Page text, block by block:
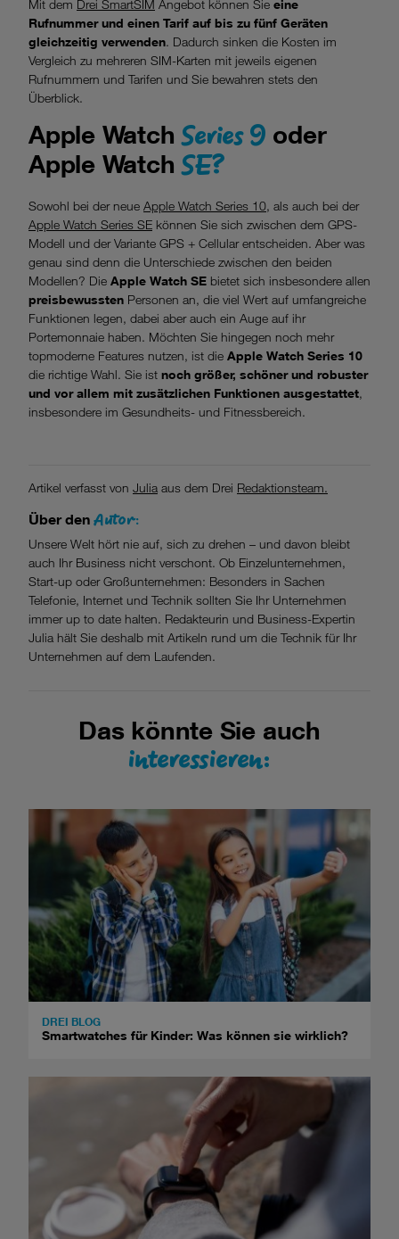
Mit dem Drei SmartSIM Angebot können Sie eine
Rufnummer und einen Tarif auf bis zu fünf Geräten
gleichzeitig verwenden. Dadurch sinken die Kosten im
Vergleich zu mehreren SIM-Karten mit jeweils eigenen
Rufnummern und Tarifen und Sie bewahren stets den
Überblick.
Apple Watch Series 9 oder
Apple Watch SE?
Sowohl bei der neue Apple Watch Series 10, als auch bei der
Apple Watch Series SE können Sie sich zwischen dem GPS-
Modell und der Variante GPS + Cellular entscheiden. Aber was
genau sind denn die Unterschiede zwischen den beiden
Modellen? Die Apple Watch SE bietet sich insbesondere allen
preisbewussten Personen an, die viel Wert auf umfangreiche
Funktionen legen, dabei aber auch ein Auge auf ihr
Portemonnaie haben. Möchten Sie hingegen noch mehr
topmoderne Features nutzen, ist die Apple Watch Series 10
die richtige Wahl. Sie ist noch größer, schöner und robuster
und vor allem mit zusätzlichen Funktionen ausgestattet,
insbesondere im Gesundheits- und Fitnessbereich.
Artikel verfasst von Julia aus dem Drei Redaktionsteam.
Über den Autor:
Unsere Welt hört nie auf, sich zu drehen – und davon bleibt
auch Ihr Business nicht verschont. Ob Einzelunternehmen,
Start-up oder Großunternehmen: Besonders in Sachen
Telefonie, Internet und Technik sollten Sie Ihr Unternehmen
immer up to date halten. Redakteurin und Business-Expertin
Julia hält Sie deshalb mit Artikeln rund um die Technik für Ihr
Unternehmen auf dem Laufenden.
Das könnte Sie auch
interessieren:
DREI BLOG
Smartwatches für Kinder: Was können sie wirklich?